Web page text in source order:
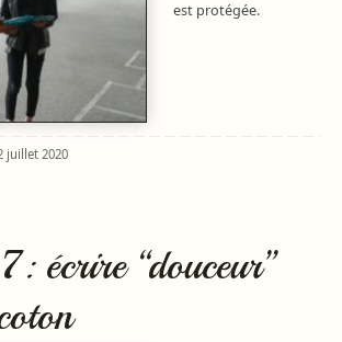
est protégée.
juillet 2020
écrire “douceur”